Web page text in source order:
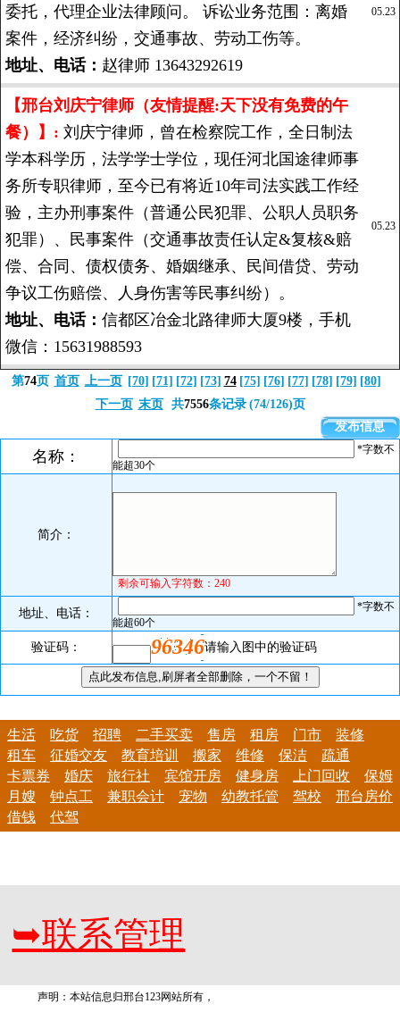
委托，代理企业法律顾问。 诉讼业务范围：离婚
案件，经济纠纷，交通事故、劳动工伤等。
地址、电话： 赵律师 13643292619
05.23
【邢台刘庆宁律师（友情提醒:天下没有免费的午
餐）】: 刘庆宁律师，曾在检察院工作，全日制法
学本科学历，法学学士学位，现任河北国途律师事
务所专职律师，至今已有将近10年司法实践工作经
验，主办刑事案件（普通公民犯罪、公职人员职务
犯罪）、民事案件（交通事故责任认定&复核&赔
偿、合同、债权债务、婚姻继承、民间借贷、劳动
争议工伤赔偿、人身伤害等民事纠纷）。
地址、电话： 信都区冶金北路律师大厦9楼，手机
微信：15631988593
05.23
第74页 首页 上一页 [70] [71] [72] [73] 74 [75] [76] [77] [78] [79] [80]
下一页 末页 共7556条记录 (74/126)页
发布信息
名称：
*字数不
能超30个
简介 ：
剩余可输入字符数：240
地址、电话：
*字数不
能超60个
验证码： 96346请输入图中的验证码
生活 吃货 招聘 二手买卖 售房 租房 门市
装修
租车
征婚交友 教育培训 搬家 维修 保洁
疏通
卡票券
婚庆 旅行社 宾馆开房 健身房 上门回收
保姆
月嫂
钟点工 兼职会计 宠物 幼教托管 驾校
邢台房价
借钱
代驾
➥联系管理
声明：本站信息归邢台123网站所有，